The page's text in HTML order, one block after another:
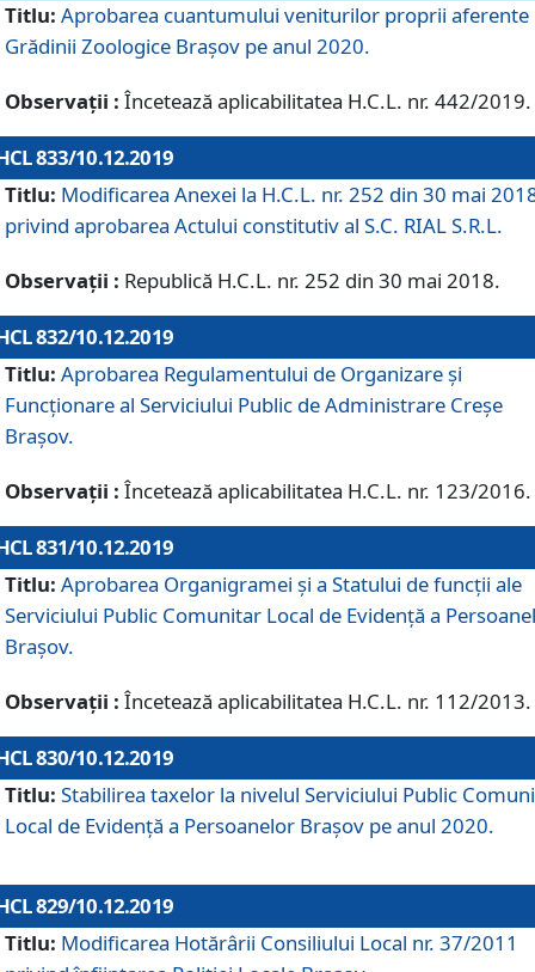
Titlu: Aprobarea cuantumului veniturilor proprii aferente
Grădinii Zoologice Braşov pe anul 2020.
Observații : Încetează aplicabilitatea H.C.L. nr. 442/2019.
833/10.12.2019
Titlu: Modificarea Anexei la H.C.L. nr. 252 din 30 mai
privind aprobarea Actului constitutiv al S.C. RIAL S.R.L.
Observații : Republică H.C.L. nr. 252 din 30 mai 2018.
832/10.12.2019
Titlu: Aprobarea Regulamentului de Organizare și
Funcționare al Serviciului Public de Administrare Creșe
Brașov.
Observații : Încetează aplicabilitatea H.C.L. nr. 123/2016.
831/10.12.2019
Titlu: Aprobarea Organigramei și a Statului de funcții ale
Serviciului Public Comunitar Local de Evidență a
Brașov.
Observații : Încetează aplicabilitatea H.C.L. nr. 112/2013.
830/10.12.2019
Titlu: Stabilirea taxelor la nivelul Serviciului Public
Local de Evidenţă a Persoanelor Braşov pe anul 2020.
829/10.12.2019
Titlu: Modificarea Hotărârii Consiliului Local nr. 37/2011